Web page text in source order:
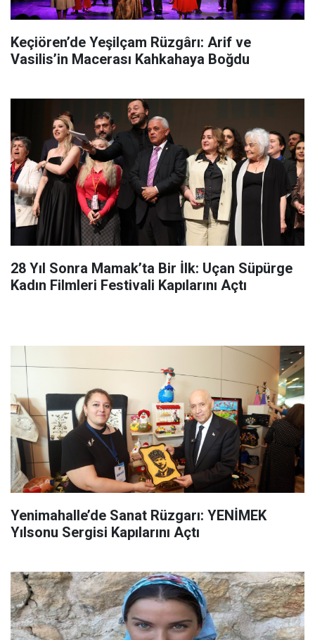
Keçiören’de Yeşilçam Rüzgârı: Arif ve
Vasilis’in Macerası Kahkahaya Boğdu
28 Yıl Sonra Mamak’ta Bir İlk: Uçan Süpürge
Kadın Filmleri Festivali Kapılarını Açtı
Yenimahalle’de Sanat Rüzgarı: YENİMEK
Yılsonu Sergisi Kapılarını Açtı